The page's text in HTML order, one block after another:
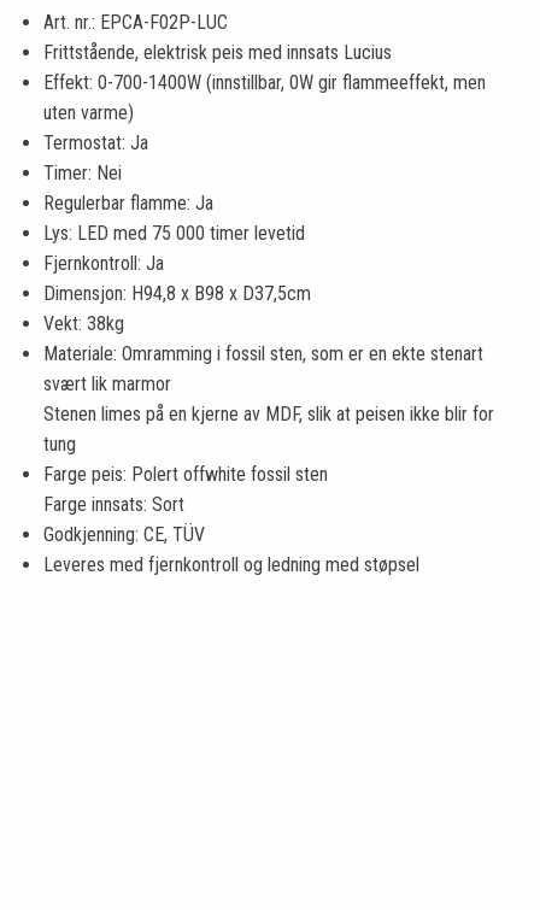
Art. nr.: EPCA-F02P-LUC
Frittstående, elektrisk peis med innsats Lucius
Effekt: 0-700-1400W (innstillbar, 0W gir flammeeffekt, men
uten varme)
Termostat: Ja
Timer: Nei
Regulerbar flamme: Ja
Lys: LED med 75 000 timer levetid
Fjernkontroll: Ja
Dimensjon: H94,8 x B98 x D37,5cm
Vekt: 38kg
Materiale: Omramming i fossil sten, som er en ekte stenart
svært lik marmor
Stenen limes på en kjerne av MDF, slik at peisen ikke blir for
tung
Farge peis: Polert offwhite fossil sten
Farge innsats: Sort
Godkjenning: CE, TÜV
Leveres med fjernkontroll og ledning med støpsel